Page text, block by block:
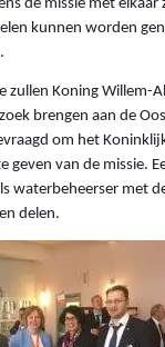
de missie met elkaar
kunnen worden
zullen Koning Willem-
brengen aan de
om het
geven van de missie.
waterbeheerser met
delen.